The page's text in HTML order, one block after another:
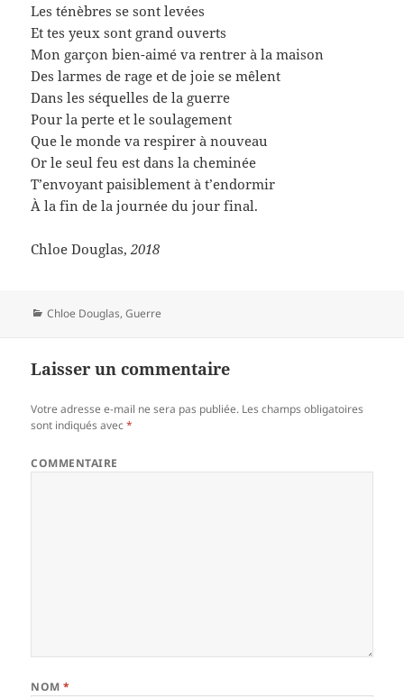
Les ténèbres se sont levées
Et tes yeux sont grand ouverts
Mon garçon bien-aimé va rentrer à la maison
Des larmes de rage et de joie se mêlent
Dans les séquelles de la guerre
Pour la perte et le soulagement
Que le monde va respirer à nouveau
Or le seul feu est dans la cheminée
T’envoyant paisiblement à t’endormir
À la fin de la journée du jour final.
Chloe Douglas,2018
Catégories
Chloe Douglas,Guerre
Laisser un commentaire
Votre adresse e-mail ne sera pas publiée. Les champs obligatoires
sont indiqués avec*
COMMENTAIRE
NOM*